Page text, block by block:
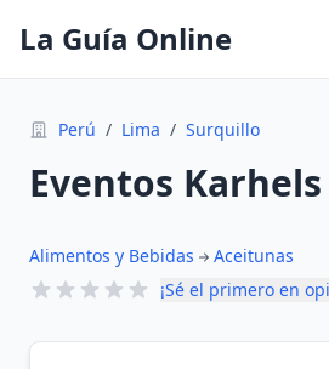
La Guía Online
Perú / Lima / Surquillo
Eventos Karhels
Alimentos y Bebidas
Aceitunas
¡Sé el primero en